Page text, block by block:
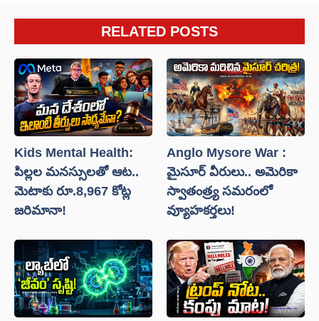
RELATED POSTS
Kids Mental Health:
పిల్లల మనస్సులతో ఆట..
మెటాకు రూ.8,967 కోట్ల
జరిమానా!
Anglo Mysore War :
మైసూర్ వీరులు.. అమెరికా
స్వాతంత్ర్య సమరంలో
వ్యూహకర్తలు!